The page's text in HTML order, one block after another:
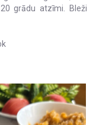
grādu atzīmi. BIeži